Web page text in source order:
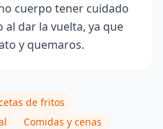
cuerpo tener cuidado
dar la vuelta, ya que
y quemaros.
de fritos
Comidas y cenas